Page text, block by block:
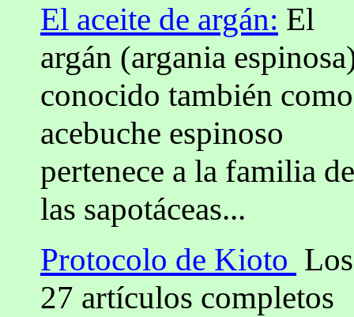
El aceite de argán: El
argán (argania
conocido también como
acebuche espinoso
pertenece a la familia de
las sapotáceas...
Protocolo de Kioto Los
27 artículos completos